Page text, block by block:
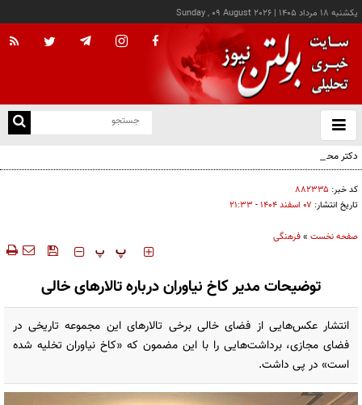
يکشنبه ۱۸ مرداد ۱۴۰۵ |
Sunday , 09 August 2026
باز
و
دکتر محسن رضایی، نماینده رهبر انقلاب در شورای عالی امنیت ملی
کد خبر: ۸۸۲۳۳۵
تاریخ انتشار: ۰۷ اسفند ۱۴۰۴ - ۲۱:۳۳
صفحه نخست »فرهنگی
‍‍‍ پ پ
توضیحات مدیر کاخ نیاوران درباره تالارهای خالی
انتشار عکس‌هایی از فضای خالی برخی تالارهای این مجموعه تاریخی در
فضای مجازی، برداشت‌هایی را با این مضمون که «کاخ نیاوران تخلیه شده
است» در پی داشت.